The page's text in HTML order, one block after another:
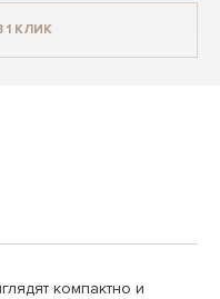
1 КЛИК
компактно и